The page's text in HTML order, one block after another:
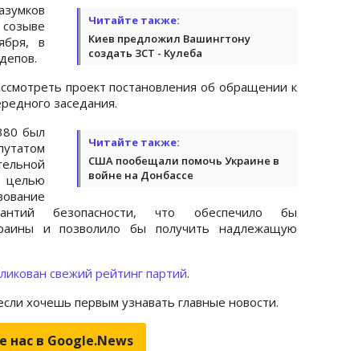
Читайте также:
Киев предложил Вашингтону
создать ЗСТ - Кулеба
в
проект постановления об обращении к
заседания.
Читайте также:
США пообещали помочь Украине в
войне на Донбассе
был
безопасности, что обеспечило бы
и позволило бы получить надлежащую
свежий рейтинг партий.
хочешь первым узнавать главные новости.
нас в Google.News